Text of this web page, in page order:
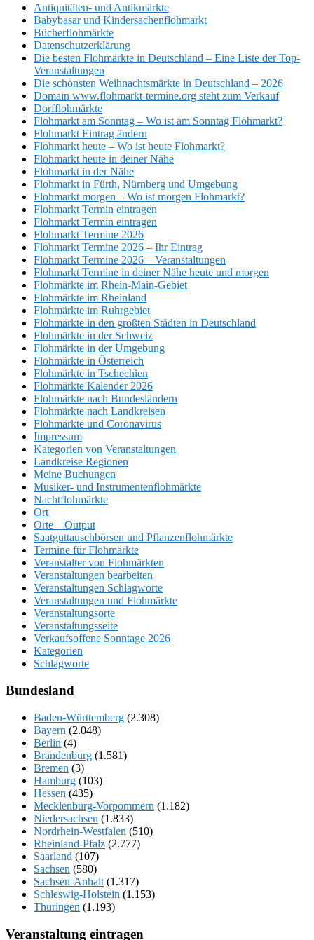
Antiquitäten- und Antikmärkte
Babybasar und Kindersachenflohmarkt
Bücherflohmärkte
Datenschutzerklärung
Die besten Flohmärkte in Deutschland – Eine Liste der Top-
Veranstaltungen
Die schönsten Weihnachtsmärkte in Deutschland – 2026
Domain www.flohmarkt-termine.org steht zum Verkauf
Dorfflohmärkte
Flohmarkt am Sonntag – Wo ist am Sonntag Flohmarkt?
Flohmarkt Eintrag ändern
Flohmarkt heute – Wo ist heute Flohmarkt?
Flohmarkt heute in deiner Nähe
Flohmarkt in der Nähe
Flohmarkt in Fürth, Nürnberg und Umgebung
Flohmarkt morgen – Wo ist morgen Flohmarkt?
Flohmarkt Termin eintragen
Flohmarkt Termin eintragen
Flohmarkt Termine 2026
Flohmarkt Termine 2026 – Ihr Eintrag
Flohmarkt Termine 2026 – Veranstaltungen
Flohmarkt Termine in deiner Nähe heute und morgen
Flohmärkte im Rhein-Main-Gebiet
Flohmärkte im Rheinland
Flohmärkte im Ruhrgebiet
Flohmärkte in den größten Städten in Deutschland
Flohmärkte in der Schweiz
Flohmärkte in der Umgebung
Flohmärkte in Österreich
Flohmärkte in Tschechien
Flohmärkte Kalender 2026
Flohmärkte nach Bundesländern
Flohmärkte nach Landkreisen
Flohmärkte und Coronavirus
Impressum
Kategorien von Veranstaltungen
Landkreise Regionen
Meine Buchungen
Musiker- und Instrumentenflohmärkte
Nachtflohmärkte
Ort
Orte – Output
Saatguttauschbörsen und Pflanzenflohmärkte
Termine für Flohmärkte
Veranstalter von Flohmärkten
Veranstaltungen bearbeiten
Veranstaltungen Schlagworte
Veranstaltungen und Flohmärkte
Veranstaltungsorte
Veranstaltungsseite
Verkaufsoffene Sonntage 2026
Kategorien
Schlagworte
Bundesland
Baden-Württemberg (2.308)
Bayern (2.048)
Berlin (4)
Brandenburg (1.581)
Bremen (3)
Hamburg (103)
Hessen (435)
Mecklenburg-Vorpommern (1.182)
Niedersachsen (1.833)
Nordrhein-Westfalen (510)
Rheinland-Pfalz (2.777)
Saarland (107)
Sachsen (580)
Sachsen-Anhalt (1.317)
Schleswig-Holstein (1.153)
Thüringen (1.193)
Veranstaltung eintragen